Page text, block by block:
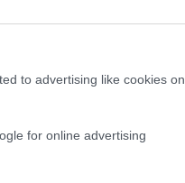
to advertising like cookies on
for online advertising